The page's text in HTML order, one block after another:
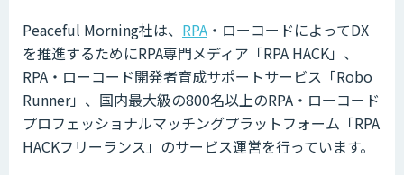
Peaceful Morning社は、 RPA ・ローコードによってDX
を推進するためにRPA専門メディア「RPA HACK」、
RPA・ローコード開発者育成サポートサービス「Robo
Runner」、国内最大級の800名以上のRPA・ローコード
プロフェッショナルマッチングプラットフォーム「RPA
HACKフリーランス」のサービス運営を行っています。